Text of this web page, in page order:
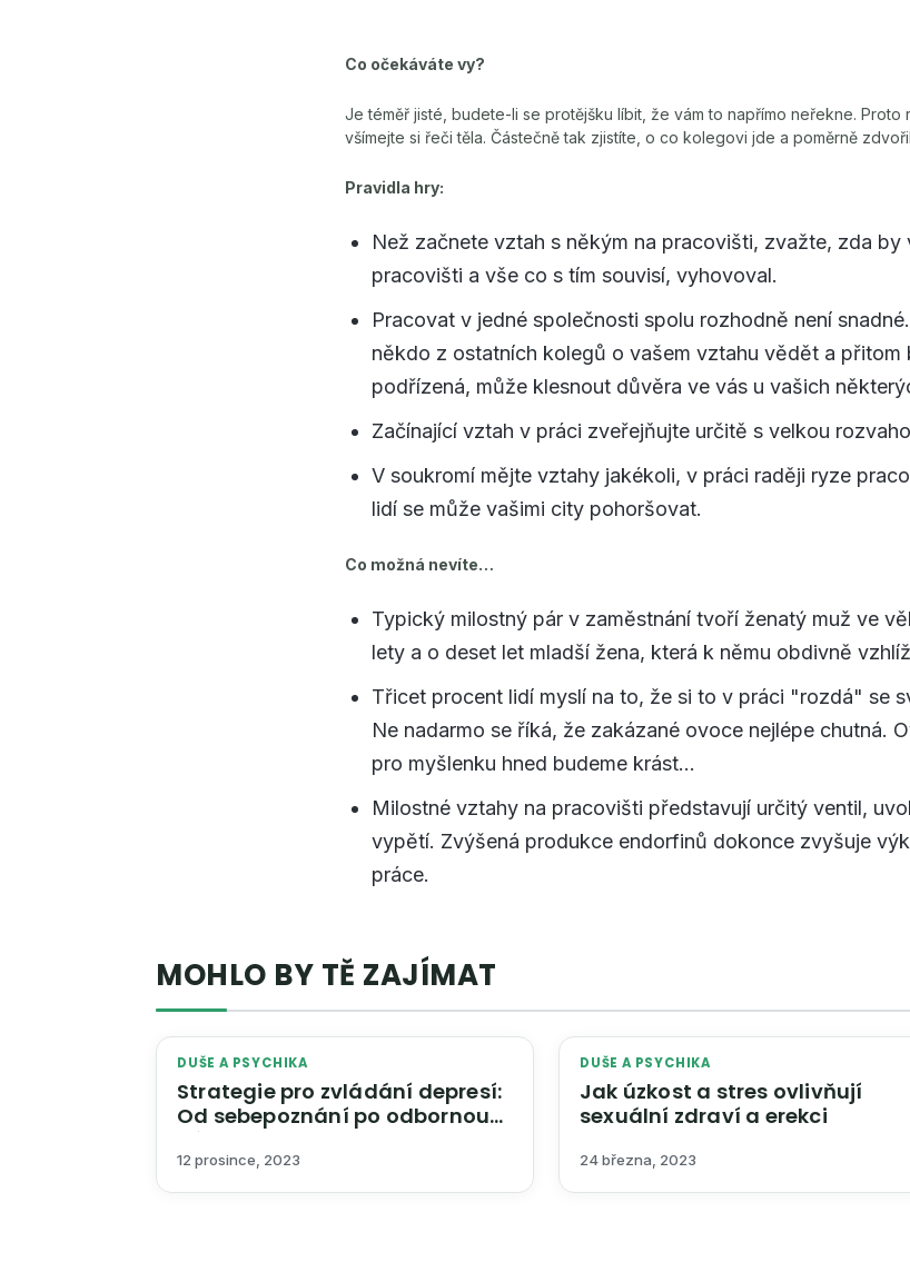
Co očekáváte vy?
Je téměř jisté, budete-li se protějšku líbit, že vám to napřímo neřekne. Proto
všímejte si řeči těla. Částečně tak zjistíte, o co kolegovi jde a poměrně
Pravidla hry:
Než začnete vztah s někým na pracovišti, zvažte, zda by
pracovišti a vše co s tím souvisí, vyhovoval.
Pracovat v jedné společnosti spolu rozhodně není
někdo z ostatních kolegů o vašem vztahu vědět a přitom
podřízená, může klesnout důvěra ve vás u vašich
Začínající vztah v práci zveřejňujte určitě s velkou
V soukromí mějte vztahy jakékoli, v práci raději ryze
lidí se může vašimi city pohoršovat.
Co možná nevíte…
Typický milostný pár v zaměstnání tvoří ženatý muž ve
lety a o deset let mladší žena, která k němu obdivně
Třicet procent lidí myslí na to, že si to v práci "rozdá" se
Ne nadarmo se říká, že zakázané ovoce nejlépe chutná.
pro myšlenku hned budeme krást…
Milostné vztahy na pracovišti představují určitý ventil,
vypětí. Zvýšená produkce endorfinů dokonce zvyšuje
práce.
MOHLO BY TĚ ZAJÍMAT
DUŠE A PSYCHIKA
Strategie pro zvládání depresí:
Od sebepoznání po odbornou
péči
12 prosince, 2023
DUŠE A PSYCHIKA
Jak úzkost a stres ovlivňují
sexuální zdraví a erekci
24 března, 2023